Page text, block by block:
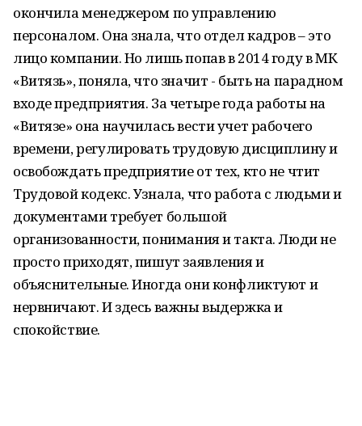
окончила менеджером по управлению
персоналом. Она знала, что отдел кадров – это
лицо компании. Но лишь попав в 2014 году в МК
«Витязь», поняла, что значит - быть на парадном
входе предприятия. За четыре года работы на
«Витязе» она научилась вести учет рабочего
времени, регулировать трудовую дисциплину и
освобождать предприятие от тех, кто не чтит
Трудовой кодекс. Узнала, что работа с людьми и
документами требует большой
организованности, понимания и такта. Люди не
просто приходят, пишут заявления и
объяснительные. Иногда они конфликтуют и
нервничают. И здесь важны выдержка и
спокойствие.